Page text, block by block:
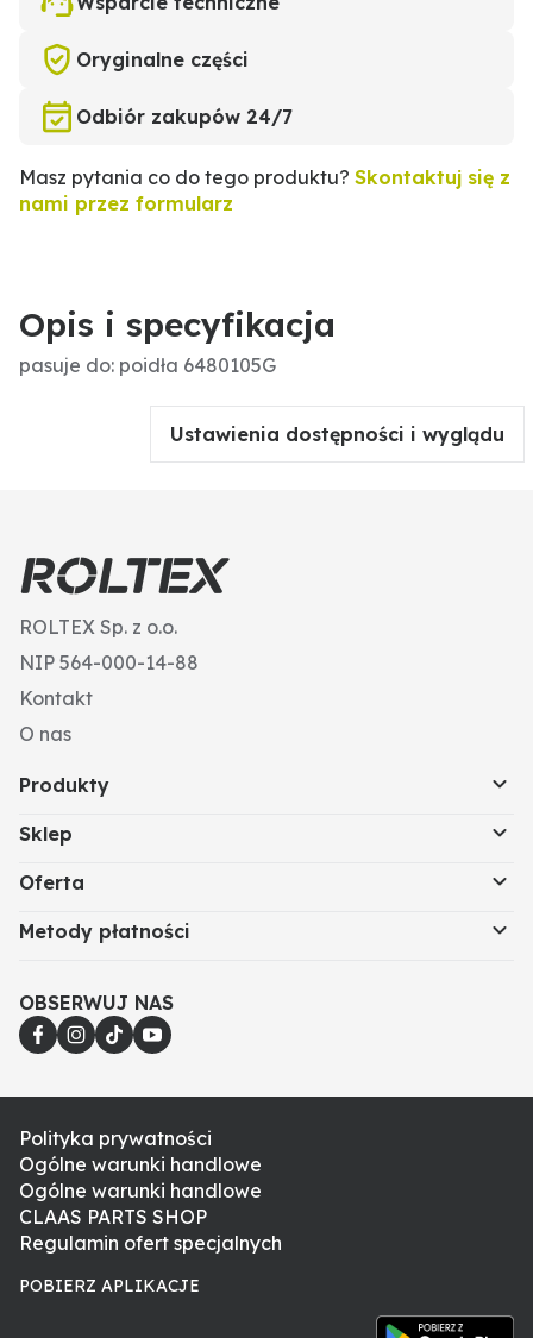
Oryginalne części
Odbiór zakupów 24/7
Masz pytania co do tego produktu? Skontaktuj się z
nami przez formularz
Opis i specyfikacja
pasuje do: poidła 6480105G
Ustawienia dostępności i wyglądu
ROLTEX Sp. z o.o.
NIP 564-000-14-88
Kontakt
O nas
Produkty
Sklep
Oferta
Metody płatności
OBSERWUJ NAS
Polityka prywatności
Ogólne warunki handlowe
Ogólne warunki handlowe
CLAAS PARTS SHOP
Regulamin ofert specjalnych
POBIERZ APLIKACJE